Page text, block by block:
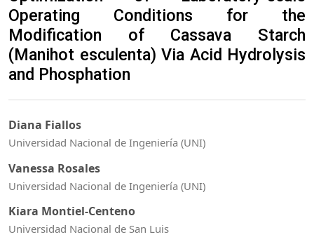
Operating Conditions for the
Modification of Cassava Starch
(Manihot esculenta) Via Acid Hydrolysis
and Phosphation
Diana Fiallos
Universidad Nacional de Ingeniería (UNI)
Vanessa Rosales
Universidad Nacional de Ingeniería (UNI)
Kiara Montiel-Centeno
Universidad Nacional de San Luis